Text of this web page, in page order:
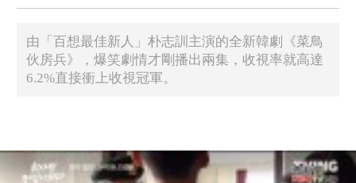
由「百想最佳新人」朴志訓主演的全新韓劇《菜鳥
伙房兵》，爆笑劇情才剛播出兩集，收視率就高達
6.2%直接衝上收視冠軍。